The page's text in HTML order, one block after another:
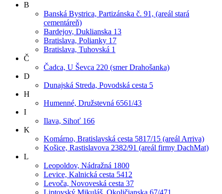
B
Banská Bystrica, Partizánska č. 91, (areál stará
cementáreň)
Bardejov, Duklianska 13
Bratislava, Polianky 17
Bratislava, Tuhovská 1
Č
Čadca, U Ševca 220 (smer Drahošanka)
D
Dunajská Streda, Povodská cesta 5
H
Humenné, Družstevná 6561/43
I
Ilava, Sihoť 166
K
Komárno, Bratislavská cesta 5817/15 (areál Arriva)
Košice, Rastislavova 2382/91 (areál firmy DachMat)
L
Leopoldov, Nádražná 1800
Levice, Kalnická cesta 5412
Levoča, Novoveská cesta 37